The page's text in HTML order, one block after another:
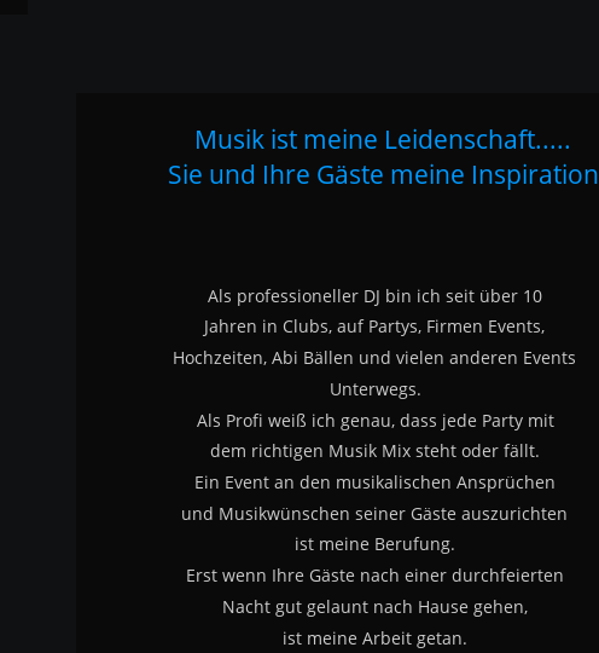
Als professioneller DJ bin ich seit über 10
Jahren in Clubs, auf Partys, Firmen Events,
Hochzeiten, Abi Bällen und vielen anderen Events
Unterwegs.
Als Profi weiß ich genau, dass jede Party mit
dem richtigen Musik Mix steht oder fällt.
Ein Event an den musikalischen Ansprüchen
und Musikwünschen seiner Gäste auszurichten
ist meine Berufung.
Erst wenn Ihre Gäste nach einer durchfeierten
Nacht gut gelaunt nach Hause gehen,
ist meine Arbeit getan.
Musik ist meine Leidenschaft.....
Sie und Ihre Gäste meine Inspiration